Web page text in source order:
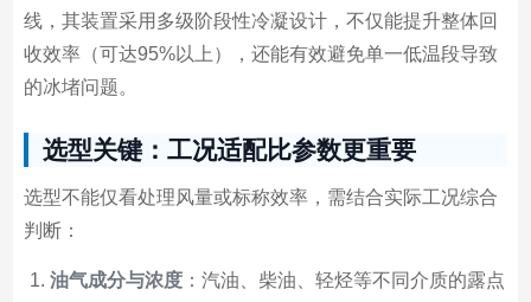
线，其装置采用多级阶段性冷凝设计，不仅能提升整体回
收效率（可达95%以上），还能有效避免单一低温段导致
的冰堵问题。
选型关键：工况适配比参数更重要
选型不能仅看处理风量或标称效率，需结合实际工况综合
判断：
油气成分与浓度：汽油、柴油、轻烃等不同介质的露点